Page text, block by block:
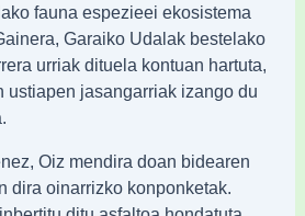
fauna espezieei ekosistema
Garaiko Udalak bestelako
urriak dituela kontuan hartuta,
ustiapen jasangarriak izango du
Oiz mendira doan bidearen
dira oinarrizko konponketak.